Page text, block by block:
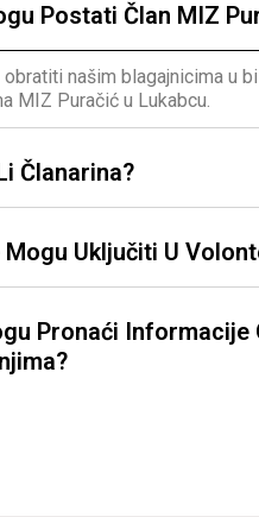
Postati Član MIZ
našim blagajnicima u
MIZ Puračić u Lukabcu.
Članarina?
Mogu Uključiti U
Pronaći Informacije